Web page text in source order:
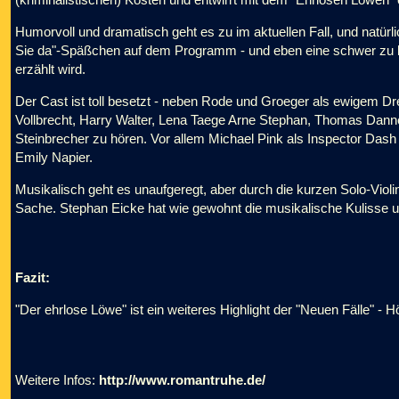
Humorvoll und dramatisch geht es zu im aktuellen Fall, und
Sie da"-Späßchen auf dem Programm - und eben eine schwer
erzählt wird.
Der Cast ist toll besetzt - neben Rode und Groeger als ewigem
Vollbrecht, Harry Walter, Lena Taege Arne Stephan, Thomas
Steinbrecher zu hören. Vor allem Michael Pink als Inspector
Emily Napier.
Musikalisch geht es unaufgeregt, aber durch die kurzen Solo-
Sache. Stephan Eicke hat wie gewohnt die musikalische Kulisse
Fazit:
"Der ehrlose Löwe" ist ein weiteres Highlight der "Neuen Fälle" -
Weitere Infos: http://www.romantruhe.de/